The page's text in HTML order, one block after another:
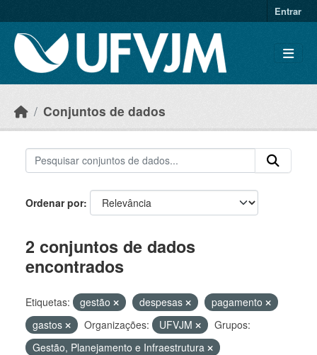
Entrar
Conjuntos de dados
Ordenar por
2 conjuntos de dados
encontrados
Etiquetas: gestão despesas
pagamento
gastos
Organizações: UFVJM
Grupos:
Gestão, Planejamento e Infraestrutura